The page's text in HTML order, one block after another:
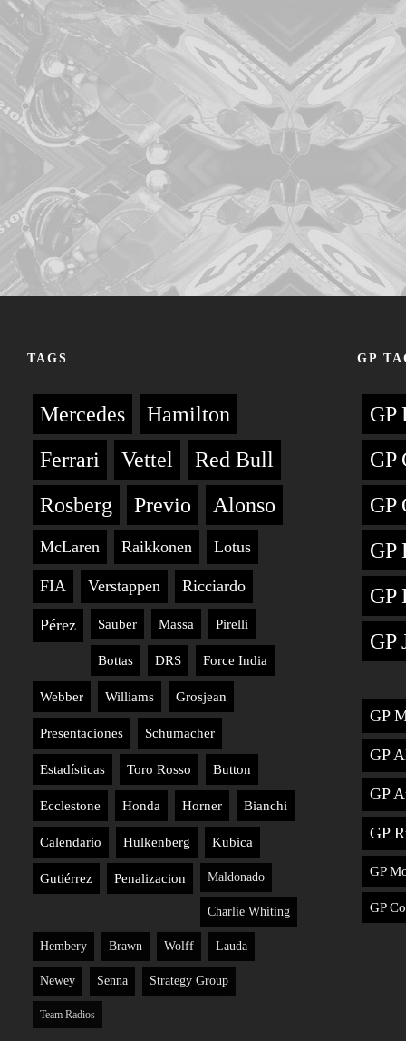
TAGS
Mercedes
Hamilton
Ferrari
Vettel
Red Bull
Rosberg
Previo Alonso
McLaren Raikkonen Lotus
FIA Verstappen Ricciardo
Pérez Sauber Massa Pirelli
Bottas DRS Force India
Webber Williams Grosjean
Presentaciones Schumacher
Estadísticas Toro Rosso Button
Ecclestone Honda Horner Bianchi
Calendario Hulkenberg Kubica
Gutiérrez Penalizacion Maldonado
Charlie Whiting
Hembery Brawn Wolff Lauda
Newey Senna Strategy Group
Team Radios
GP
GP
GP
GP
GP
GP
GP
GP
GP
GP
GP
GP
GP